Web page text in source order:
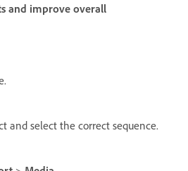
and improve overall
and select the correct sequence.